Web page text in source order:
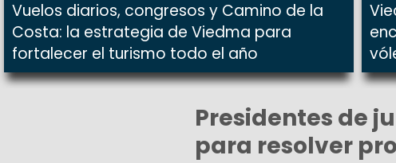
Vuelos diarios, congresos y Camino de la
Costa: la estrategia de Viedma para
fortalecer el turismo todo el año
Presidentes de
para resolver